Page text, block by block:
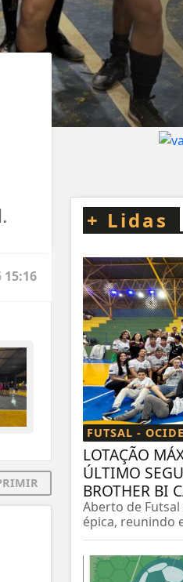
15:16
+ Lidas
FUTSAL -
LOTAÇÃO
ÚLTIMO
BROTHER BI
Aberto de
épica, reunindo